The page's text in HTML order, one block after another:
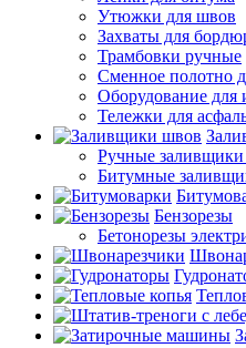
Утюжки для швов
Захваты для
Трамбовки ручные
Сменное полотно
Оборудование для
Тележки для
Ручные
Битумные
Бензорезы
Бетонорезы